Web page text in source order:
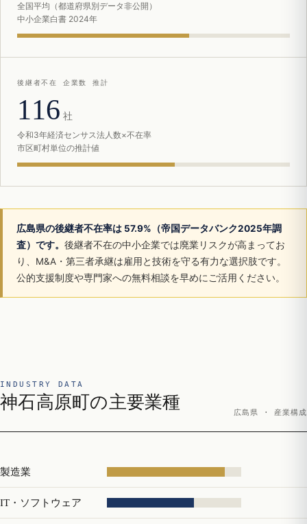
全国平均（都道府県別データ非公開）
中小企業白書 2024年
後継者不在 企業数 推計
116 社
令和3年経済センサス法人数×不在率
市区町村単位の推計値
広島県の後継者不在率は 57.9%（帝国データバンク2025年調
査）です。 後継者不在の中小企業では廃業リスクが高まってお
り、M&A・第三者承継は雇用と技術を守る有力な選択肢です。
公的支援制度や専門家への無料相談を早めにご活用ください。
INDUSTRY DATA
神石高原町の主要業種
広島県 · 産業構成
製造業
IT・ソフトウェア